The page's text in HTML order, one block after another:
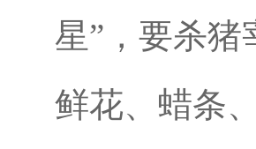
星”，要杀
鲜花、蜡条